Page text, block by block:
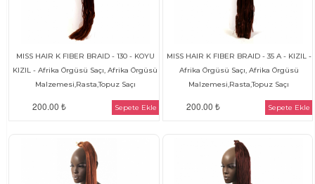
MISS HAIR K FIBER BRAID - 130 - KOYU
KIZIL - Afrika Örgüsü Saçı, Afrika Örgüsü
Malzemesi,Rasta,Topuz Saçı
200.00 ₺ Sepete Ekle
MISS HAIR K FIBER BRAID - 35 A - KIZIL -
Afrika Örgüsü Saçı, Afrika Örgüsü
Malzemesi,Rasta,Topuz Saçı
200.00 ₺ Sepete Ekle